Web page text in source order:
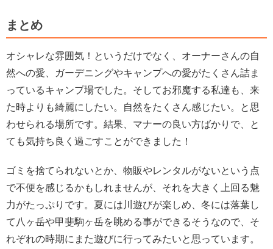
まとめ
オシャレな雰囲気！というだけでなく、オーナーさんの自
然への愛、ガーデニングやキャンプへの愛がたくさん詰ま
っているキャンプ場でした。 そしてお邪魔する私達も、来
た時よりも綺麗にしたい。自然をたくさん感じたい。と思
わせられる場所です。 結果、マナーの良い方ばかりで、と
ても気持ち良く過ごすことができました！
ゴミを捨てられないとか、物販やレンタルがないという点
で不便を感じるかもしれませんが、 それを大きく上回る魅
力がたっぷりです。 夏には川遊びが楽しめ、冬には落葉し
て八ヶ岳や甲斐駒ヶ岳を眺める事ができるそうなので、 そ
れぞれの時期にまた遊びに行ってみたいと思っています。